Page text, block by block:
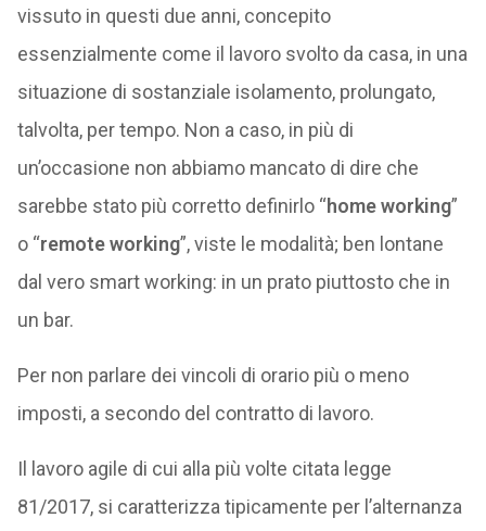
vissuto in questi due anni, concepito
essenzialmente come il lavoro svolto da casa, in una
situazione di sostanziale isolamento, prolungato,
talvolta, per tempo. Non a caso, in più di
un’occasione non abbiamo mancato di dire che
sarebbe stato più corretto definirlo “home working”
o “remote working”, viste le modalità; ben lontane
dal vero smart working: in un prato piuttosto che in
un bar.
Per non parlare dei vincoli di orario più o meno
imposti, a secondo del contratto di lavoro.
Il lavoro agile di cui alla più volte citata legge
81/2017, si caratterizza tipicamente per l’alternanza